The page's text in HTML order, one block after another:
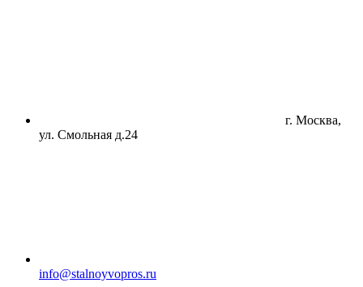
г. Москва,
ул. Смольная д.24
info@stalnoyvopros.ru